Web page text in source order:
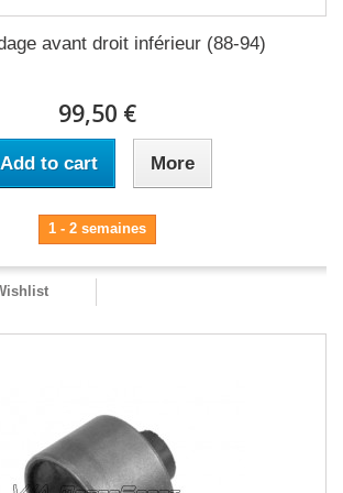
avant droit inférieur (88-94)
99,50 €
Add to cart More
1 - 2 semaines